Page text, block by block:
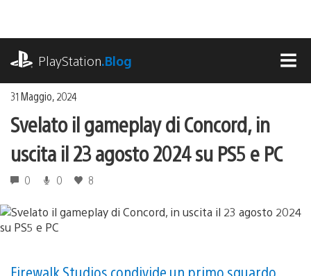
contenuto
PlayStation.Blog
31 Maggio, 2024
Svelato il gameplay di Concord, in
uscita il 23 agosto 2024 su PS5 e PC
0 0 8
Firewalk Studios condivide un primo sguardo